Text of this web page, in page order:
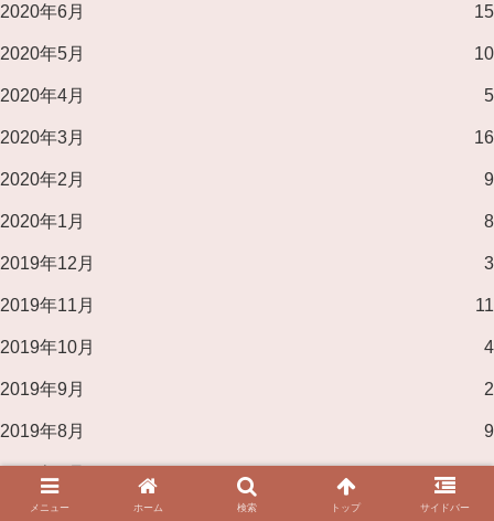
2020年6月 15
2020年5月 10
2020年4月 5
2020年3月 16
2020年2月 9
2020年1月 8
2019年12月 3
2019年11月 11
2019年10月 4
2019年9月 2
2019年8月 9
2019年6月
メニュー ホーム 検索 トップ サイドバー